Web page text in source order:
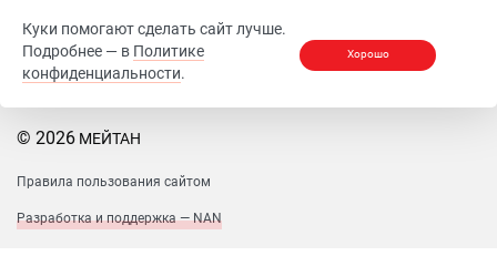
© 2026 МЕЙТАН
Правила пользования сайтом
Разработка и поддержка — NAN
Куки помогают сделать сайт лучше.
Подробнее — в Политике
конфиденциальности.
Хорошо